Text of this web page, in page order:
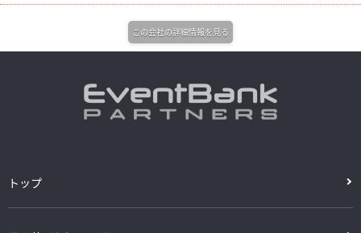
この会社の詳細情報を見る
トップ